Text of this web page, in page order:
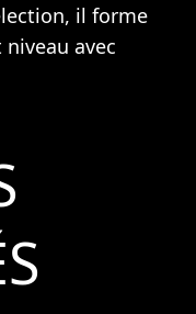
il forme
avec